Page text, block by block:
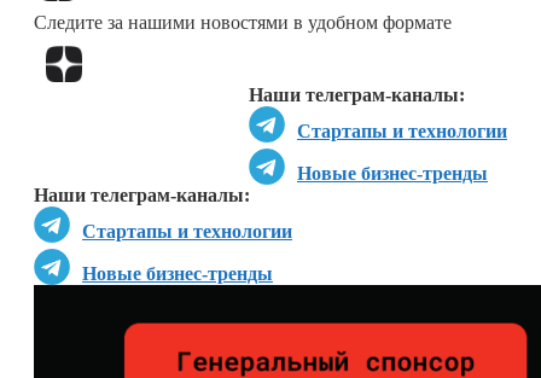
Следите за нашими новостями в удобном формате
Наши телеграм-каналы:
Стартапы и технологии
Новые бизнес-тренды
Наши телеграм-каналы:
Стартапы и технологии
Новые бизнес-тренды